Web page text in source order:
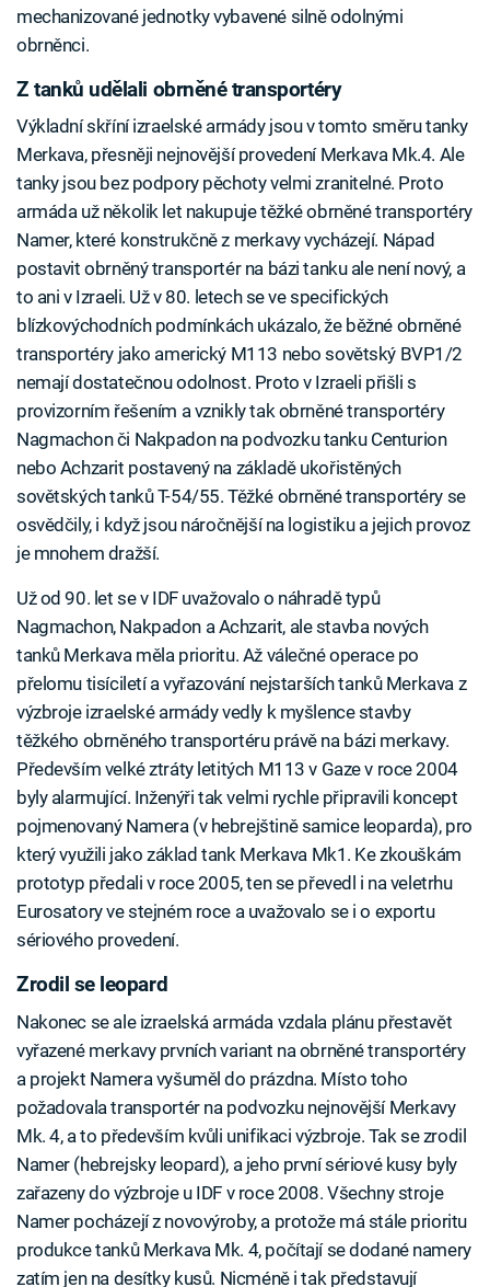
mechanizované jednotky vybavené silně odolnými
obrněnci.
Z tanků udělali obrněné transportéry
Výkladní skříní izraelské armády jsou v tomto směru tanky
Merkava, přesněji nejnovější provedení Merkava Mk.4. Ale
tanky jsou bez podpory pěchoty velmi zranitelné. Proto
armáda už několik let nakupuje těžké obrněné transportéry
Namer, které konstrukčně z merkavy vycházejí. Nápad
postavit obrněný transportér na bázi tanku ale není nový, a
to ani v Izraeli. Už v 80. letech se ve specifických
blízkovýchodních podmínkách ukázalo, že běžné obrněné
transportéry jako americký M113 nebo sovětský BVP1/2
nemají dostatečnou odolnost. Proto v Izraeli přišli s
provizorním řešením a vznikly tak obrněné transportéry
Nagmachon či Nakpadon na podvozku tanku Centurion
nebo Achzarit postavený na základě ukořistěných
sovětských tanků T-54/55. Těžké obrněné transportéry se
osvědčily, i když jsou náročnější na logistiku a jejich provoz
je mnohem dražší.
Už od 90. let se v IDF uvažovalo o náhradě typů
Nagmachon, Nakpadon a Achzarit, ale stavba nových
tanků Merkava měla prioritu. Až válečné operace po
přelomu tisíciletí a vyřazování nejstarších tanků Merkava z
výzbroje izraelské armády vedly k myšlence stavby
těžkého obrněného transportéru právě na bázi merkavy.
Především velké ztráty letitých M113 v Gaze v roce 2004
byly alarmující. Inženýři tak velmi rychle připravili koncept
pojmenovaný Namera (v hebrejštině samice leoparda), pro
který využili jako základ tank Merkava Mk1. Ke zkouškám
prototyp předali v roce 2005, ten se převedl i na veletrhu
Eurosatory ve stejném roce a uvažovalo se i o exportu
sériového provedení.
Zrodil se leopard
Nakonec se ale izraelská armáda vzdala plánu přestavět
vyřazené merkavy prvních variant na obrněné transportéry
a projekt Namera vyšuměl do prázdna. Místo toho
požadovala transportér na podvozku nejnovější Merkavy
Mk. 4, a to především kvůli unifikaci výzbroje. Tak se zrodil
Namer (hebrejsky leopard), a jeho první sériové kusy byly
zařazeny do výzbroje u IDF v roce 2008. Všechny stroje
Namer pocházejí z novovýroby, a protože má stále prioritu
produkce tanků Merkava Mk. 4, počítají se dodané namery
zatím jen na desítky kusů. Nicméně i tak představují